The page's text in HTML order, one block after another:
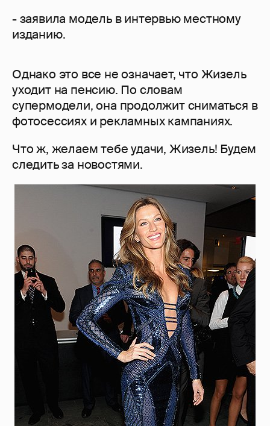
- заявила модель в интервью местному
изданию.
Однако это все не означает, что Жизель
уходит на пенсию. По словам
супермодели, она продолжит сниматься в
фотосессиях и рекламных кампаниях.
Что ж, желаем тебе удачи, Жизель! Будем
следить за новостями.